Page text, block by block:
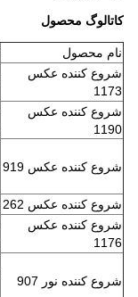
کاتالوگ محصول
نام محصول
شروع کننده عکس
1173
شروع کننده عکس
1190
شروع کننده عکس 919
شروع کننده عکس 262
شروع کننده عکس
1176
شروع کننده نور 907